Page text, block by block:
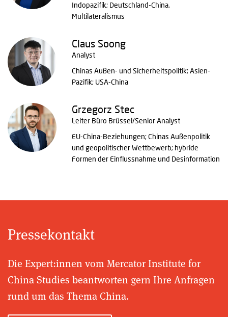
Indopazifik; Deutschland-China,
Multilateralismus
Claus Soong
Analyst
Chinas Außen- und Sicherheitspolitik; Asien-
Pazifik; USA-China
Grzegorz Stec
Leiter Büro Brüssel/Senior Analyst
EU-China-Beziehungen; Chinas Außenpolitik
und geopolitischer Wettbewerb; hybride
Formen der Einflussnahme und Desinformation
Pressekontakt
Die Expert:innen vom Mercator Institute for
China Studies beantworten gern Ihre Anfragen
rund um das Thema China.